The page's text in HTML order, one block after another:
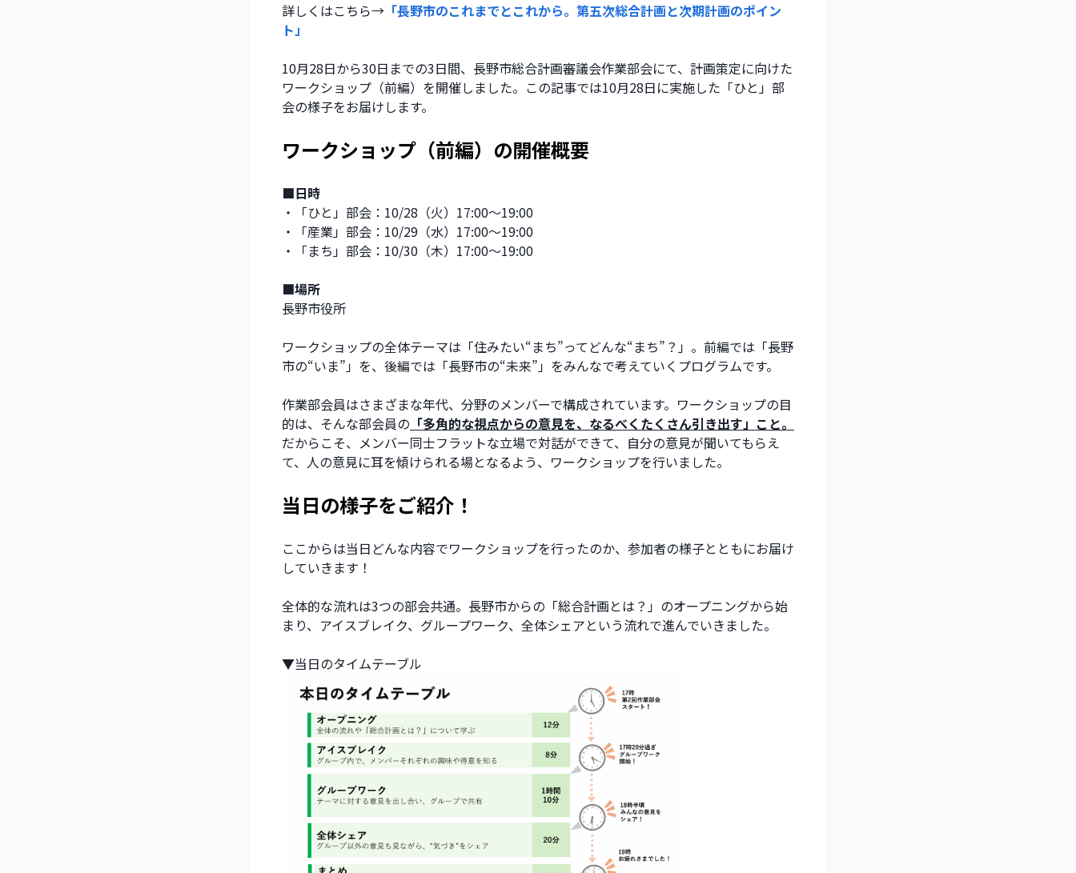
詳しくはこちら→ 「長野市のこれまでとこれから。第五次総合計画と次期計画のポイン
ト」
10月28日から30日までの3日間、長野市総合計画審議会作業部会にて、計画策定に向けた
ワークショップ（前編）を開催しました。この記事では10月28日に実施した「ひと」部
会の様子をお届けします。
ワークショップ（前編）の開催概要
■日時
・「ひと」部会：10/28（火）17:00～19:00
・「産業」部会：10/29（水）17:00～19:00
・「まち」部会：10/30（木）17:00～19:00
■場所
長野市役所
ワークショップの全体テーマは「住みたい“まち”ってどんな“まち”？」。前編では「長野
市の“いま”」を、後編では「長野市の“未来”」をみんなで考えていくプログラムです。
作業部会員はさまざまな年代、分野のメンバーで構成されています。ワークショップの目
的は、そんな部会員の 「多角的な視点からの意見を、なるべくたくさん引き出す」こと。
だからこそ、メンバー同士フラットな立場で対話ができて、自分の意見が聞いてもらえ
て、人の意見に耳を傾けられる場となるよう、ワークショップを行いました。
当日の様子をご紹介！
ここからは当日どんな内容でワークショップを行ったのか、参加者の様子とともにお届け
していきます！
全体的な流れは3つの部会共通。長野市からの「総合計画とは？」のオープニングから始
まり、アイスブレイク、グループワーク、全体シェアという流れで進んでいきました。
▼当日のタイムテーブル